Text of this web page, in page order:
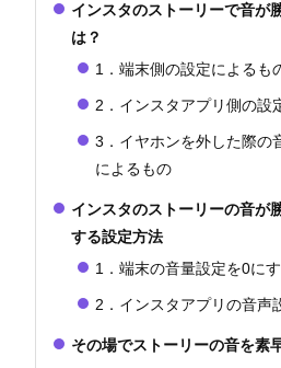
インスタのストーリーで音が
は？
1．端末側の設定によるも
2．インスタアプリ側の設
3．イヤホンを外した際の
によるもの
インスタのストーリーの音が
する設定方法
1．端末の音量設定を0に
2．インスタアプリの音声
その場でストーリーの音を素